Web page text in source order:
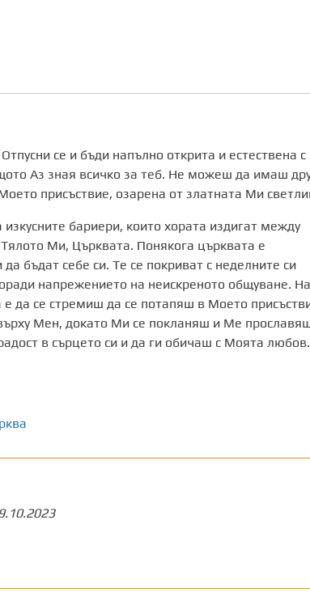
се и бъди напълно открита и естествена с
Аз зная всичко за теб. Не можеш да имаш
присъствие, озарена от златната Ми
бариери, които хората издигат между
Ми, Църквата. Понякога църквата е
бъдат себе си. Те се покриват с неделните си
напрежението на неискреното общуване.
да се стремиш да се потапяш в Моето
Мен, докато Ми се покланяш и Ме
в сърцето си и да ги обичаш с Моята любов.